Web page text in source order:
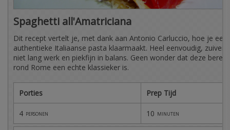
Spaghetti all'Amatriciana
Dit recept vertelt je, met dank aan Antonio Carluccio, hoe je een
authentieke Italiaanse pasta klaarmaakt. Heel eenvoudig, zuiver
niet lang werk en piekfijn in balans. Geen wonder dat deze
rond Rome een echte klassieker is.
Porties Prep Tijd
4 personen 10 minuten